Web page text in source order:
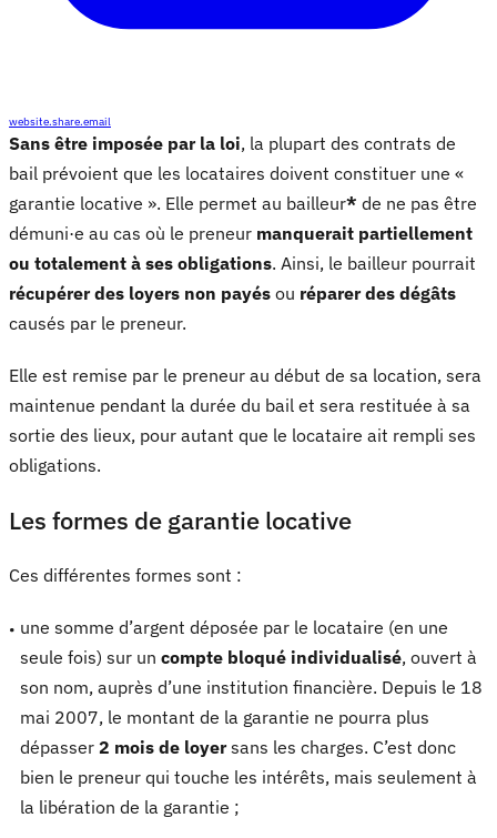
website.share.email
Sans être imposée par la loi, la plupart des contrats de
bail prévoient que les locataires doivent constituer une «
garantie locative ». Elle permet au bailleur* de ne pas être
démuni·e au cas où le preneur manquerait partiellement
ou totalement à ses obligations. Ainsi, le bailleur pourrait
récupérer des loyers non payés ou réparer des dégâts
causés par le preneur.
Elle est remise par le preneur au début de sa location, sera
maintenue pendant la durée du bail et sera restituée à sa
sortie des lieux, pour autant que le locataire ait rempli ses
obligations.
Les formes de garantie locative
Ces différentes formes sont :
une somme d’argent déposée par le locataire (en une
seule fois) sur un compte bloqué individualisé, ouvert à
son nom, auprès d’une institution financière. Depuis le 18
mai 2007, le montant de la garantie ne pourra plus
dépasser 2 mois de loyersans les charges. C’est donc
bien le preneur qui touche les intérêts, mais seulement à
la libération de la garantie ;